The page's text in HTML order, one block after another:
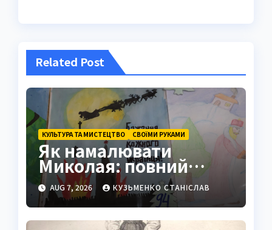
Related Post
КУЛЬТУРА ТА МИСТЕЦТВО СВОЇМИ РУКАМИ
Як намалювати
Миколая: повний
покроковий гайд з
секретами майстрів
AUG 7, 2026 КУЗЬМЕНКО СТАНІСЛАВ